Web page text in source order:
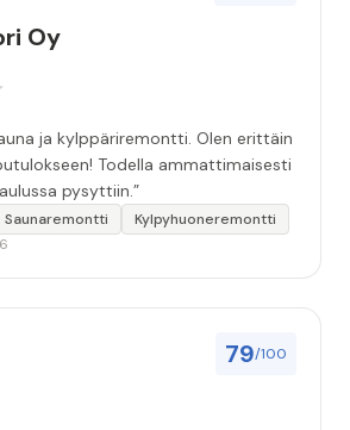
Oy
ja kylppäriremontti. Olen erittäin
Todella ammattimaisesti
pysyttiin.”
Saunaremontti
Kylpyhuoneremontti
79/100